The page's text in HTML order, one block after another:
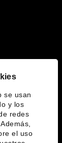
se usan
y los
redes
el uso